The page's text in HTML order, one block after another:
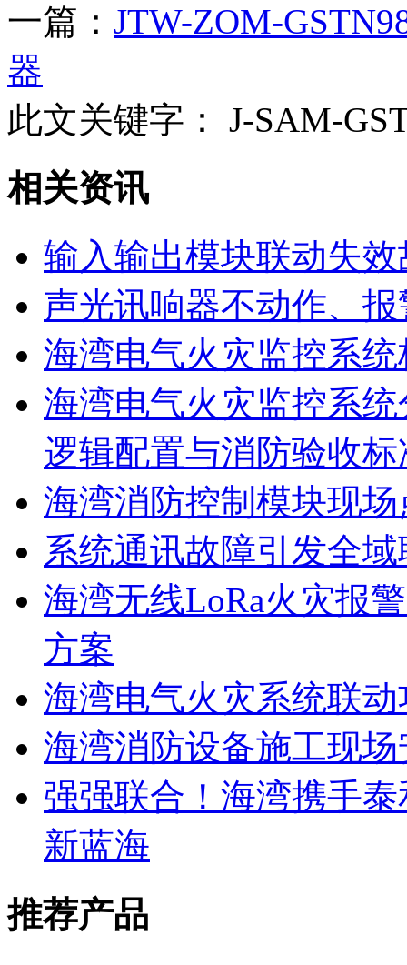
一篇： JTW-ZOM-
器
此文关键字：
J-SAM-
相关资讯
输入输出模块联动失效
声光讯响器不动作、
海湾电气火灾监控系
海湾电气火灾监控系
逻辑配置与消防验收标
海湾消防控制模块现
系统通讯故障引发全
海湾无线LoRa火灾报
方案
海湾电气火灾系统联
海湾消防设备施工现
强强联合！海湾携手
新蓝海
推荐产品